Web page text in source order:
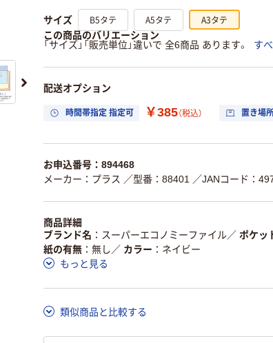
サイズ B5タテ A5タテ A3タテ
この商品のバリエーション
「サイズ」「販売単位」違いで 全6商品 あります。
す
配送オプション
時間帯指定 指定可 ￥385（税込） 置き場
お申込番号：894468
メーカー：プラス ／型番：88401 ／JANコード：
商品詳細
ブランド名
スーパーエコノミーファイル／ ポケッ
紙の有無
無し ／ カラー
ネイビー
もっと見る
類似商品と比較する